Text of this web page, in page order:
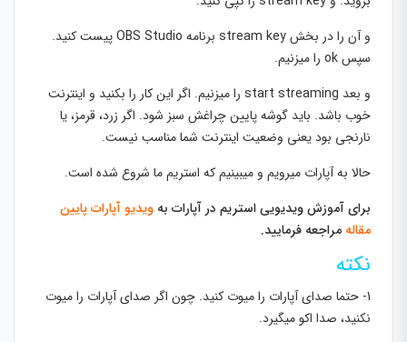
و آن را در بخش stream key برنامه OBS Studio پیست کنید.
سپس ok را میزنیم.
و بعد start streaming را میزنیم. اگر این کار را بکنید و اینترنت
خوب باشد. باید گوشه پایین چراغش سبز شود. اگر زرد، قرمز، یا
نارنجی بود یعنی وضعیت اینترنت شما مناسب نیست.
حالا به آپارات میرویم و میبینیم که استریم ما شروع شده است.
برای آموزش ویدیویی استریم در آپارات به ویدیو آپارات پایین
مقاله مراجعه فرمایید.
نکته
1- حتما صدای آپارات را میوت کنید. چون اگر صدای آپارات را میوت
نکنید، صدا اکو میگیرد.